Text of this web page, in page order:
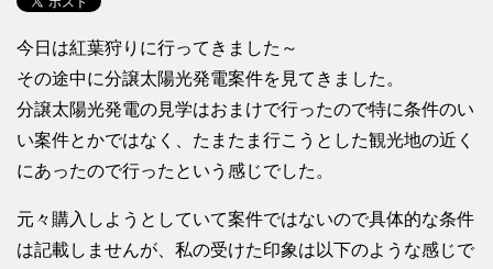
今日は紅葉狩りに行ってきました～
その途中に分譲太陽光発電案件を見てきました。
分譲太陽光発電の見学はおまけで行ったので特に条件のい
い案件とかではなく、たまたま行こうとした観光地の近く
にあったので行ったという感じでした。
元々購入しようとしていて案件ではないので具体的な条件
は記載しませんが、私の受けた印象は以下のような感じで